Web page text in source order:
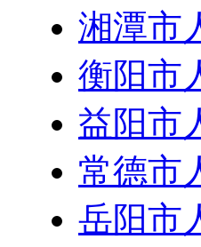
湘潭市
衡阳市
益阳市
常德市
岳阳市